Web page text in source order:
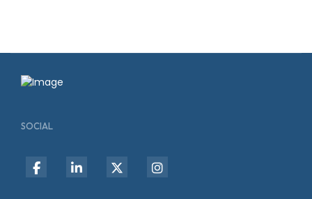
SOCIAL
fab
fab
fab